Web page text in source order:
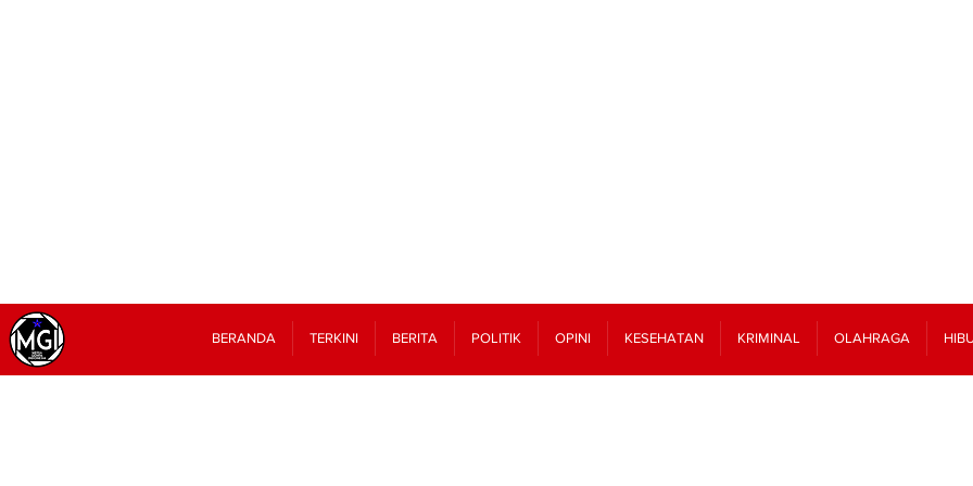
BERANDA TERKINI BERITA POLITIK OPINI KESEHATAN KRIMINAL OLAHRAGA